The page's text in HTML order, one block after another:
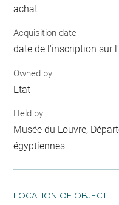
achat
Acquisition date
date de l'inscription sur
Owned by
Etat
Held by
Musée du Louvre,
égyptiennes
LOCATION OF OBJECT